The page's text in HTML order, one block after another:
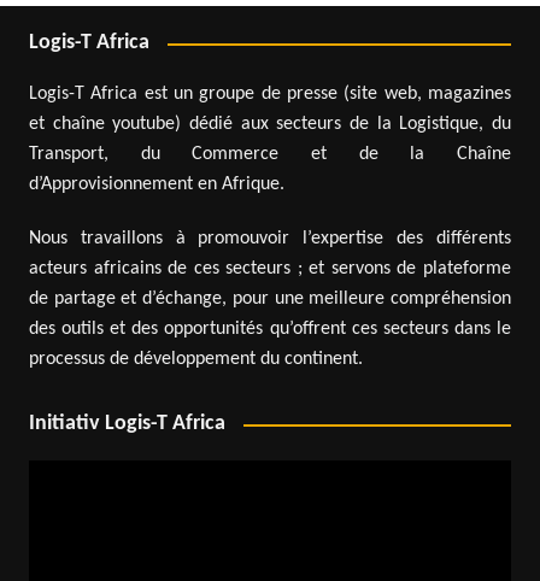
Logis-T Africa
Logis-T Africa est un groupe de presse (site web, magazines
et chaîne youtube) dédié aux secteurs de la Logistique, du
Transport, du Commerce et de la Chaîne
d’Approvisionnement en Afrique.
Nous travaillons à promouvoir l’expertise des différents
acteurs africains de ces secteurs ; et servons de plateforme
de partage et d’échange, pour une meilleure compréhension
des outils et des opportunités qu’offrent ces secteurs dans le
processus de développement du continent.
Initiativ Logis-T Africa